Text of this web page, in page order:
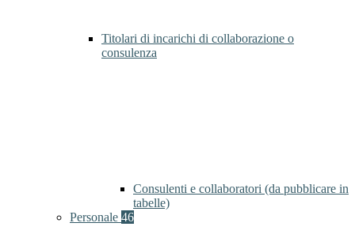
Titolari di incarichi di collaborazione o
consulenza
Consulenti e collaboratori (da pubblicare in
tabelle)
Personale 46